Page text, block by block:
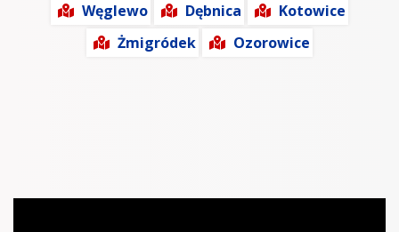
Węglewo
Dębnica
Kotowice
Żmigródek
Ozorowice